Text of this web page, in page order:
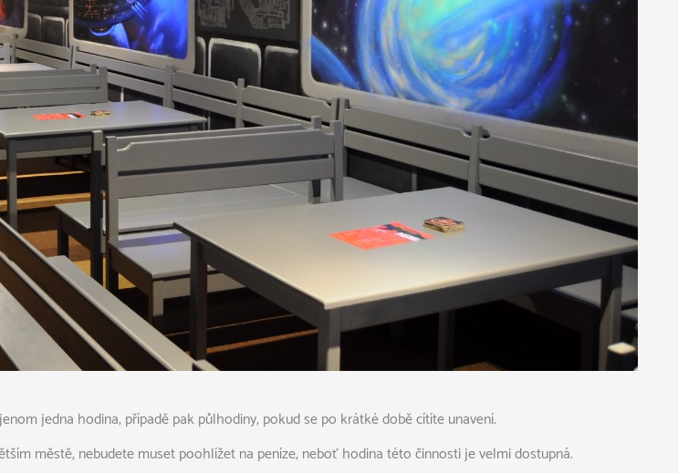
jedna hodina, případě pak půlhodiny, pokud se po krátké době cítíte unavení.
městě, nebudete muset poohlížet na peníze, neboť hodina této činnosti je velmi dostupná.